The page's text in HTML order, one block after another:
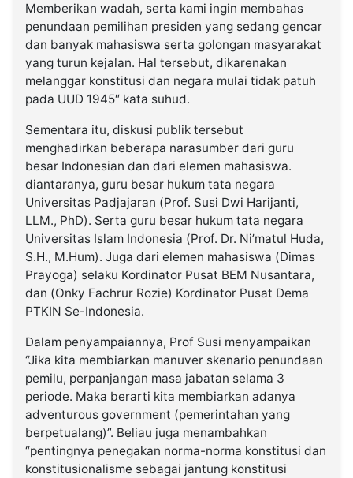
Memberikan wadah, serta kami ingin membahas
penundaan pemilihan presiden yang sedang gencar
dan banyak mahasiswa serta golongan masyarakat
yang turun kejalan. Hal tersebut, dikarenakan
melanggar konstitusi dan negara mulai tidak patuh
pada UUD 1945″ kata suhud.
Sementara itu, diskusi publik tersebut
menghadirkan beberapa narasumber dari guru
besar Indonesian dan dari elemen mahasiswa.
diantaranya, guru besar hukum tata negara
Universitas Padjajaran (Prof. Susi Dwi Harijanti,
LLM., PhD). Serta guru besar hukum tata negara
Universitas Islam Indonesia (Prof. Dr. Ni’matul Huda,
S.H., M.Hum). Juga dari elemen mahasiswa (Dimas
Prayoga) selaku Kordinator Pusat BEM Nusantara,
dan (Onky Fachrur Rozie) Kordinator Pusat Dema
PTKIN Se-Indonesia.
Dalam penyampaiannya, Prof Susi menyampaikan
“Jika kita membiarkan manuver skenario penundaan
pemilu, perpanjangan masa jabatan selama 3
periode. Maka berarti kita membiarkan adanya
adventurous government (pemerintahan yang
berpetualang)”. Beliau juga menambahkan
“pentingnya penegakan norma-norma konstitusi dan
konstitusionalisme sebagai jantung konstitusi